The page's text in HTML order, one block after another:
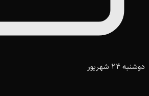
دوشنبه 24 شهریور